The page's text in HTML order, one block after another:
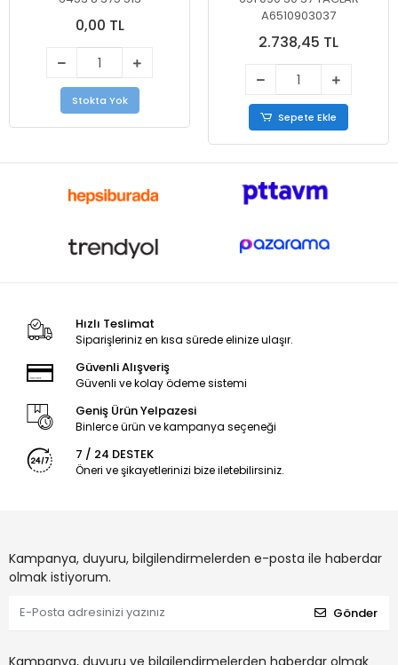
0,00 TL
Stokta Yok
A6510903037
2.738,45 TL
Sepete Ekle
Hızlı Teslimat
Siparişleriniz en kısa sürede elinize ulaşır.
Güvenli Alışveriş
Güvenli ve kolay ödeme sistemi
Geniş Ürün Yelpazesi
Binlerce ürün ve kampanya seçeneği
7 / 24 DESTEK
Öneri ve şikayetlerinizi bize iletebilirsiniz.
Kampanya, duyuru, bilgilendirmelerden e-posta ile haberdar
olmak istiyorum.
Gönder
Kampanya, duyuru ve bilgilendirmelerden haberdar olmak